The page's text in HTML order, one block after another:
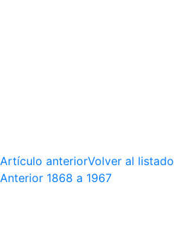
Artículo anteriorVolver al listado
Anterior 1868 a 1967